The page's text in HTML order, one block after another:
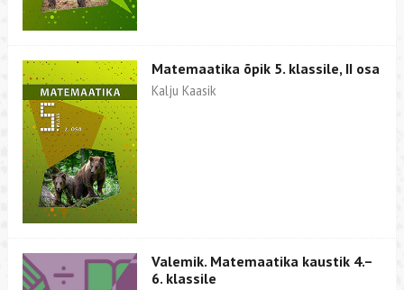
Matemaatika õpik 5. klassile, II osa
Kalju Kaasik
Valemik. Matemaatika kaustik 4.–
6. klassile